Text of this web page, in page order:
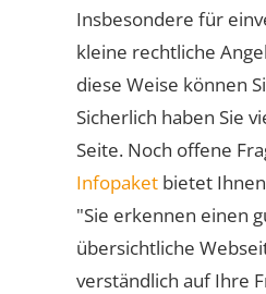
Insbesondere für
kleine rechtliche
diese Weise können
Sicherlich haben Sie
Seite. Noch offene
Infopaket bietet
"Sie erkennen einen
übersichtliche
verständlich auf Ihre